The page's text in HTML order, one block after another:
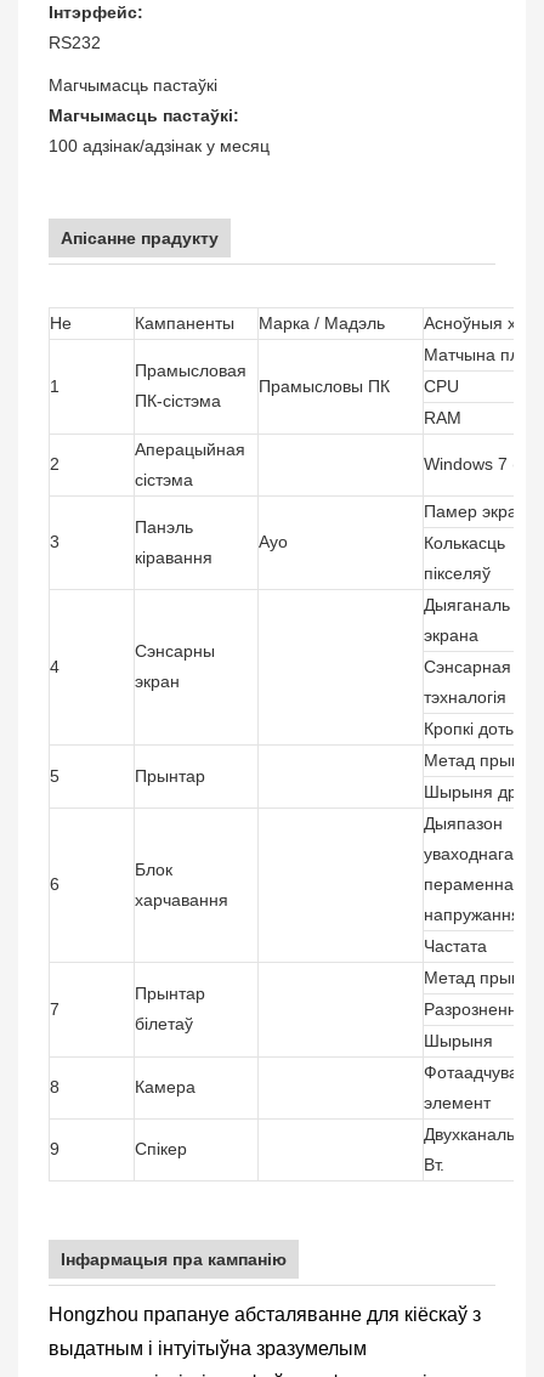
Інтэрфейс:
RS232
Магчымасць пастаўкі
Магчымасць пастаўкі:
100 адзінак/адзінак у месяц
Апісанне прадукту
Не Кампаненты Марка / Мадэль Асноўныя
1
Прамысловая
ПК-сістэма
Прамысловы ПК
Матчына
CPU
RAM
2
Аперацыйная
сістэма
Windows 7 (без
3
Панэль
кіравання
Ауо
Памер экрана
Колькасць
пікселяў
4
Сэнсарны
экран
Дыяганаль
экрана
Сэнсарная
тэхналогія
Кропкі дотыку
5 Прынтар
Метад
Шырыня друку
6
Блок
харчавання
Дыяпазон
уваходнага
пераменнага
напружання
Частата
7
Прынтар
білетаў
Метад
Разрозненне
Шырыня
8 Камера
элемент
9 Спікер
Вт.
Інфармацыя пра кампанію
Hongzhou прапануе абсталяванне для кіёскаў з
выдатным і інтуітыўна зразумелым